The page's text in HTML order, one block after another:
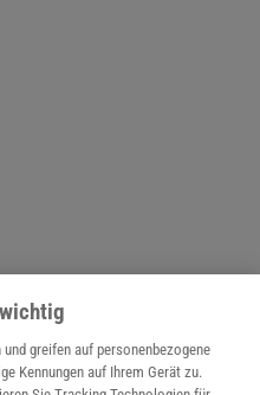
und greifen auf personenbezogene
Kennungen auf Ihrem Gerät zu.